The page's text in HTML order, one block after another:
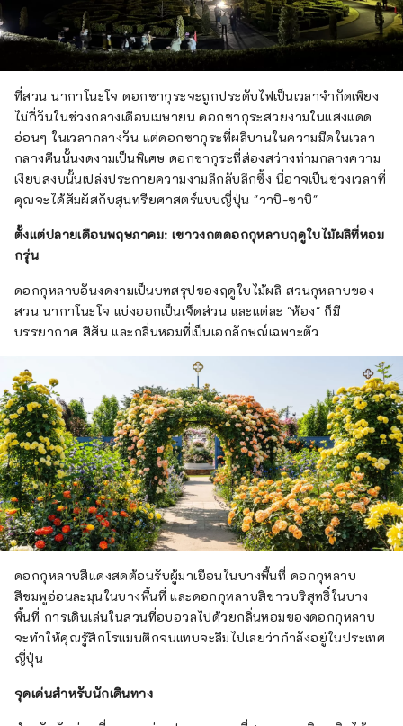
ที่สวน นากาโนะโจ ดอกซากุระจะถูกประดับไฟเป็นเวลาจำกัดเพียง
ไม่กี่วันในช่วงกลางเดือนเมษายน ดอกซากุระสวยงามในแสงแดด
อ่อนๆ ในเวลากลางวัน แต่ดอกซากุระที่ผลิบานในความมืดในเวลา
กลางคืนนั้นงดงามเป็นพิเศษ ดอกซากุระที่ส่องสว่างท่ามกลางความ
เงียบสงบนั้นเปล่งประกายความงามลึกลับลึกซึ้ง นี่อาจเป็นช่วงเวลาที่
คุณจะได้สัมผัสกับสุนทรียศาสตร์แบบญี่ปุ่น "วาบิ-ซาบิ"
ตั้งแต่ปลายเดือนพฤษภาคม: เขาวงกตดอกกุหลาบฤดูใบไม้ผลิที่หอม
กรุ่น
ดอกกุหลาบอันงดงามเป็นบทสรุปของฤดูใบไม้ผลิ สวนกุหลาบของ
สวน นากาโนะโจ แบ่งออกเป็นเจ็ดส่วน และแต่ละ "ห้อง" ก็มี
บรรยากาศ สีสัน และกลิ่นหอมที่เป็นเอกลักษณ์เฉพาะตัว
ดอกกุหลาบสีแดงสดต้อนรับผู้มาเยือนในบางพื้นที่ ดอกกุหลาบ
สีชมพูอ่อนละมุนในบางพื้นที่ และดอกกุหลาบสีขาวบริสุทธิ์ในบาง
พื้นที่ การเดินเล่นในสวนที่อบอวลไปด้วยกลิ่นหอมของดอกกุหลาบ
จะทำให้คุณรู้สึกโรแมนติกจนแทบจะลืมไปเลยว่ากำลังอยู่ในประเทศ
ญี่ปุ่น
จุดเด่นสำหรับนักเดินทาง